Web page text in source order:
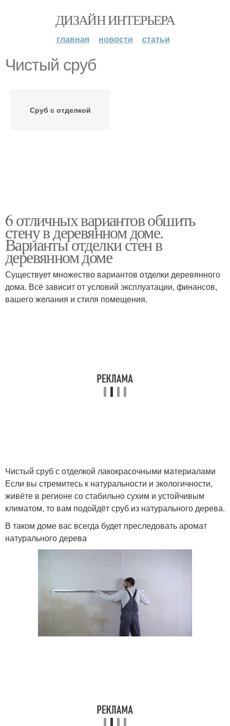
ДИЗАЙН ИНТЕРЬЕРА
главная новости статьи
Чистый сруб
Сруб с отделкой
6 отличных вариантов обшить
стену в деревянном доме.
Варианты отделки стен в
деревянном доме
Существует множество вариантов отделки деревянного
дома. Всё зависит от условий эксплуатации, финансов,
вашего желания и стиля помещения.
Чистый сруб с отделкой лакокрасочными материалами
Если вы стремитесь к натуральности и экологичности,
живёте в регионе со стабильно сухим и устойчивым
климатом, то вам подойдёт сруб из натурального дерева.
В таком доме вас всегда будет преследовать аромат
натурального дерева